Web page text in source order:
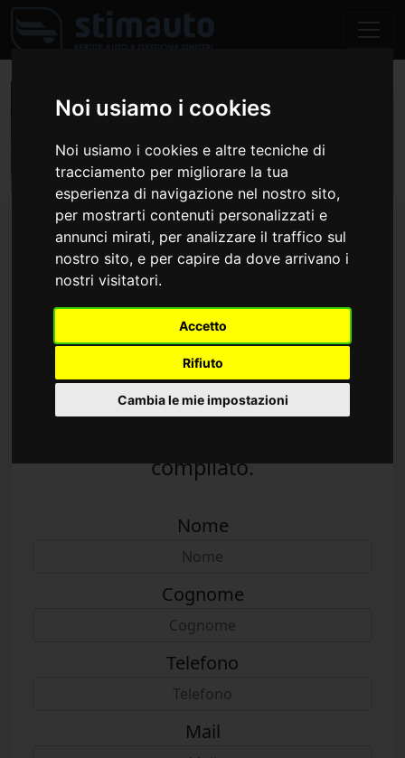
Noi usiamo i cookies
Noi usiamo i cookies e altre tecniche di
tracciamento per migliorare la tua
esperienza di navigazione nel nostro sito,
per mostrarti contenuti personalizzati e
annunci mirati, per analizzare il traffico sul
nostro sito, e per capire da dove arrivano i
nostri visitatori.
Accetto
Rifiuto
Cambia le mie impostazioni
Contatti
info@stimauto.it
0522587413
Per ulteriori informazioni sui nostri
servizi, ricevere tutte le informazioni
circa lo "stato" di una pratica o
qualsiasi altra richiesta inviare il
compilato.
Nome
Cognome
Telefono
Mail